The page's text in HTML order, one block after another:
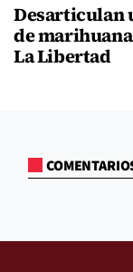
Desarticulan
de
La Libertad